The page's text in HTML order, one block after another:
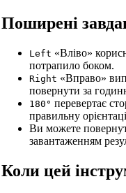
Поширені
Left «Вліво»
потрапило боком.
Right «Вправо»
повернути за
180° перевертає
правильну
Ви можете
завантаженням
Коли цей